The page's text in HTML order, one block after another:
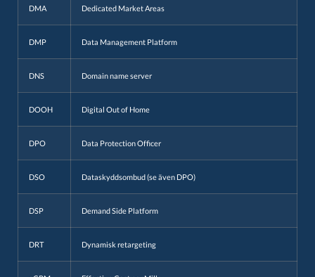
DMA Dedicated Market Areas
DMP Data Management Platform
DNS Domain name server
DOOH Digital Out of Home
DPO Data Protection Officer
DSO Dataskyddsombud (se även DPO)
DSP Demand Side Platform
DRT Dynamisk retargeting